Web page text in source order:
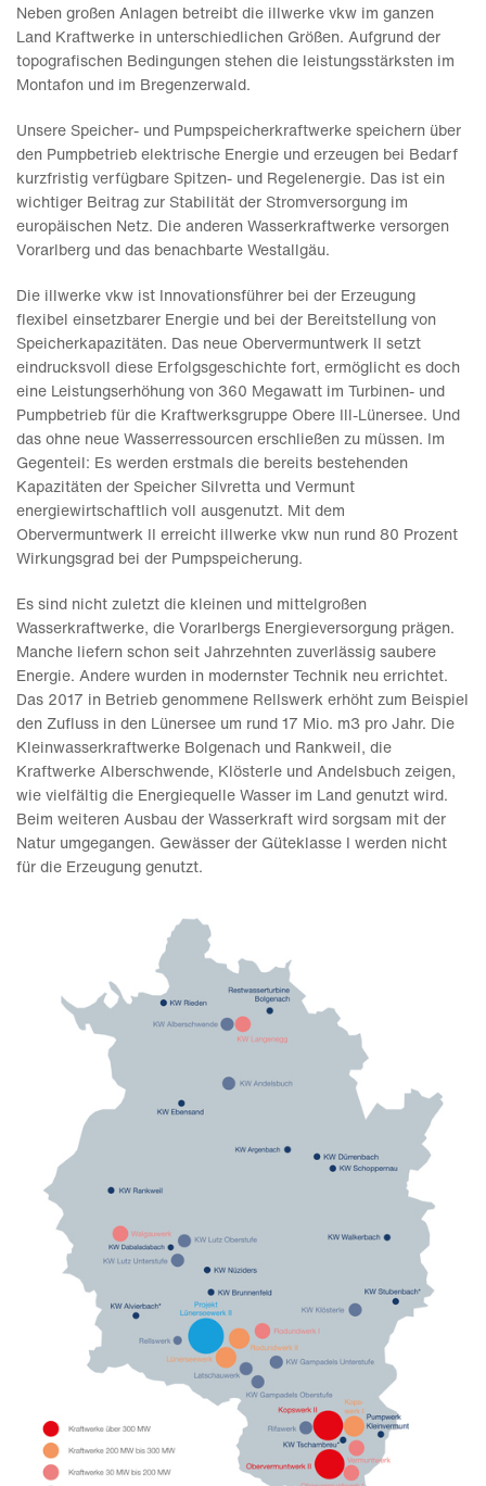
Neben großen Anlagen betreibt die illwerke vkw im ganzen
Land Kraftwerke in unterschiedlichen Größen. Aufgrund der
topografischen Bedingungen stehen die leistungsstärksten im
Montafon und im Bregenzerwald.
Unsere Speicher- und Pumpspeicherkraftwerke speichern über
den Pumpbetrieb elektrische Energie und erzeugen bei Bedarf
kurzfristig verfügbare Spitzen- und Regelenergie. Das ist ein
wichtiger Beitrag zur Stabilität der Stromversorgung im
europäischen Netz. Die anderen Wasserkraftwerke versorgen
Vorarlberg und das benachbarte Westallgäu.
Die illwerke vkw ist Innovationsführer bei der Erzeugung
flexibel einsetzbarer Energie und bei der Bereitstellung von
Speicherkapazitäten. Das neue Obervermuntwerk II setzt
eindrucksvoll diese Erfolgsgeschichte fort, ermöglicht es doch
eine Leistungserhöhung von 360 Megawatt im Turbinen- und
Pumpbetrieb für die Kraftwerksgruppe Obere Ill-Lünersee. Und
das ohne neue Wasserressourcen erschließen zu müssen. Im
Gegenteil: Es werden erstmals die bereits bestehenden
Kapazitäten der Speicher Silvretta und Vermunt
energiewirtschaftlich voll ausgenutzt. Mit dem
Obervermuntwerk II erreicht illwerke vkw nun rund 80 Prozent
Wirkungsgrad bei der Pumpspeicherung.
Es sind nicht zuletzt die kleinen und mittelgroßen
Wasserkraftwerke, die Vorarlbergs Energieversorgung prägen.
Manche liefern schon seit Jahrzehnten zuverlässig saubere
Energie. Andere wurden in modernster Technik neu errichtet.
Das 2017 in Betrieb genommene Rellswerk erhöht zum Beispiel
den Zufluss in den Lünersee um rund 17 Mio. m3 pro Jahr. Die
Kleinwasserkraftwerke Bolgenach und Rankweil, die
Kraftwerke Alberschwende, Klösterle und Andelsbuch zeigen,
wie vielfältig die Energiequelle Wasser im Land genutzt wird.
Beim weiteren Ausbau der Wasserkraft wird sorgsam mit der
Natur umgegangen. Gewässer der Güteklasse I werden nicht
für die Erzeugung genutzt.